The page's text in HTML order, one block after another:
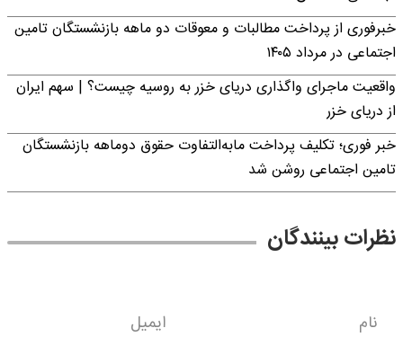
خبرفوری از پرداخت مطالبات و معوقات دو ماهه بازنشستگان تامین
اجتماعی در مرداد ۱۴۰۵
واقعیت ماجرای واگذاری دریای خزر به روسیه چیست؟ | سهم ایران
از دریای خزر
خبر فوری؛ تکلیف پرداخت مابه‌التفاوت حقوق دوماهه بازنشستگان
تامین اجتماعی روشن شد
نظرات بینندگان
نام ایمیل